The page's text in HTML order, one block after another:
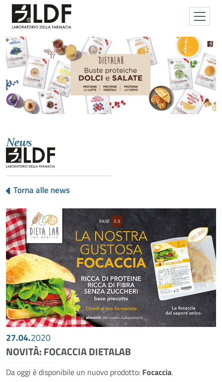
Torna alle news
27.04.2020
NOVITÀ: FOCACCIA DIETALAB
Da oggi è disponibile un nuovo prodotto: Focaccia.